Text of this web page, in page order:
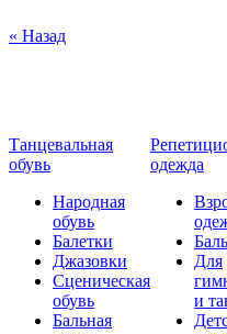
« Назад
Танцевальная
обувь
Народная
обувь
Балетки
Джазовки
Сценическая
обувь
Бальная
одежда
Для
и